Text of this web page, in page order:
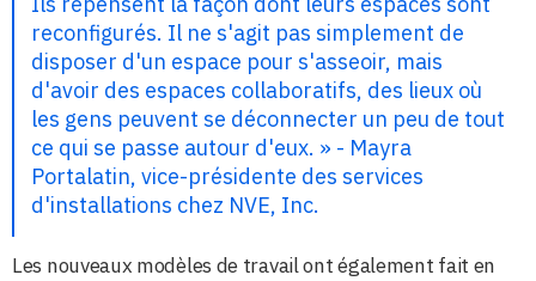
reconfigurés. Il ne s'agit pas simplement de
disposer d'un espace pour s'asseoir, mais
d'avoir des espaces collaboratifs, des lieux où
les gens peuvent se déconnecter un peu de tout
ce qui se passe autour d'eux. » - Mayra
Portalatin, vice-présidente des services
d'installations chez NVE, Inc.
Les nouveaux modèles de travail ont également fait en